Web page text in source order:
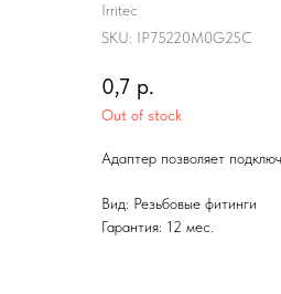
Irritec
SKU: IP75220M0G25C
0,7 р.
Out of stock
Адаптер позволяет
Вид: Резьбовые фитинги
Гарантия: 12 мес.